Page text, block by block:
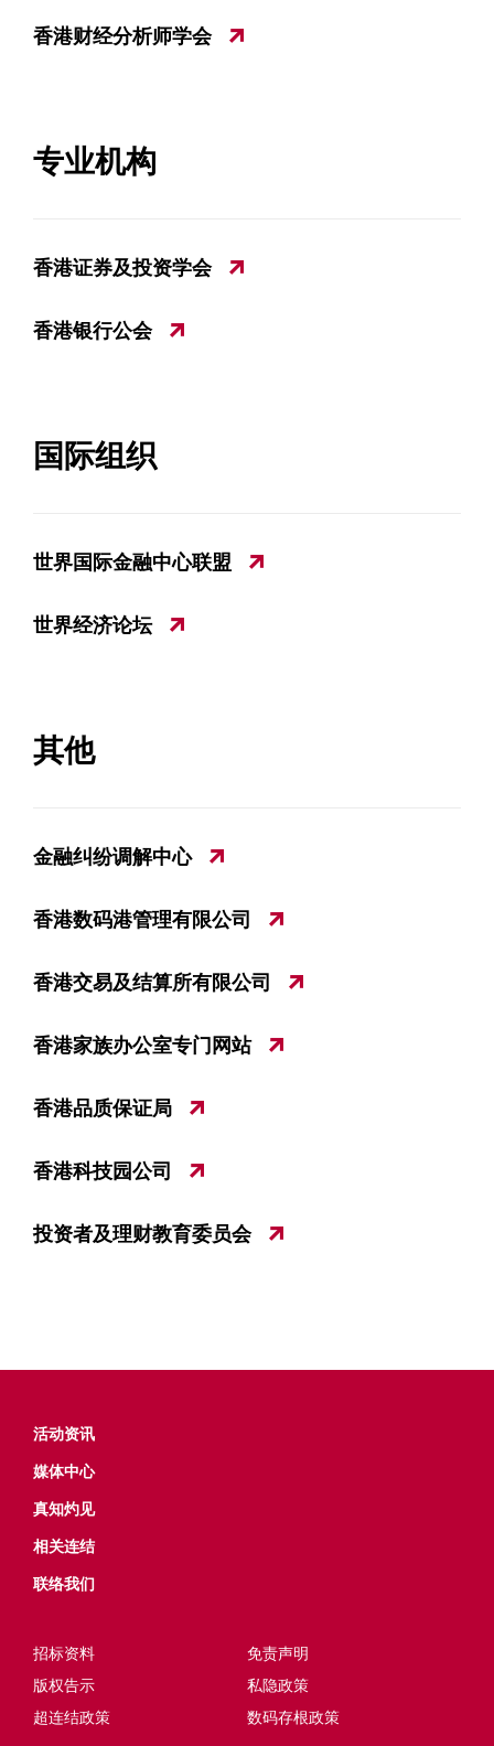
香港财经分析师学会
专业机构
香港证券及投资学会
香港银行公会
国际组织
世界国际金融中心联盟
世界经济论坛
其他
金融纠纷调解中心
香港数码港管理有限公司
香港交易及结算所有限公司
香港家族办公室专门网站
香港品质保证局
香港科技园公司
投资者及理财教育委员会
活动资讯
媒体中心
真知灼见
相关连结
联络我们
招标资料
免责声明
版权告示
私隐政策
超连结政策
数码存根政策